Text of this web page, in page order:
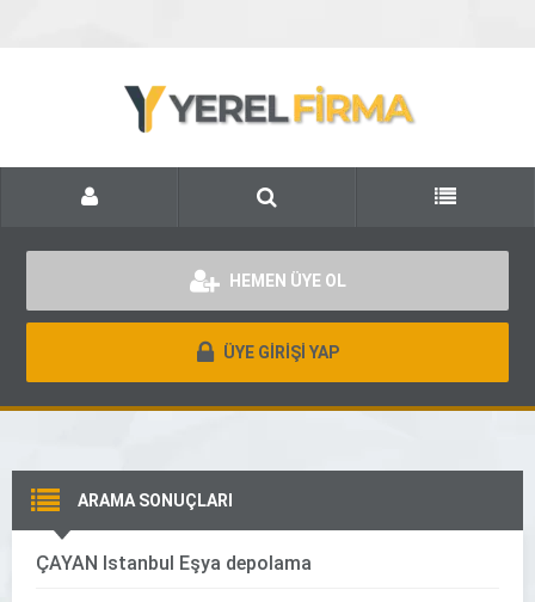
HEMEN ÜYE OL
ÜYE GİRİŞİ YAP
ARAMA SONUÇLARI
ÇAYAN İstanbul Eşya depolama